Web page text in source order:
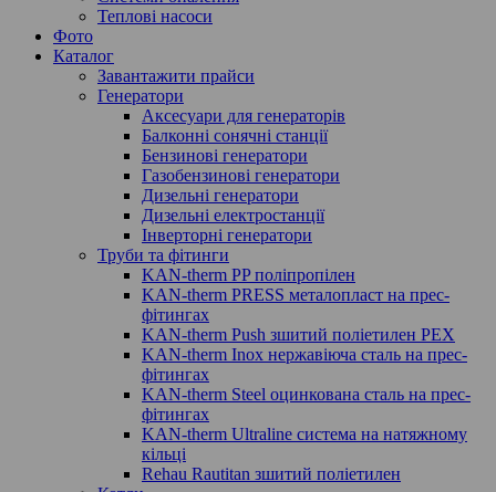
Теплові насоси
Фото
Каталог
Завантажити прайси
Генератори
Аксесуари для генераторів
Балконні сонячні станції
Бензинові генератори
Газобензинові генератори
Дизельні генератори
Дизельні електростанції
Інверторні генератори
Труби та фітинги
KAN-therm PP поліпропілен
KAN-therm PRESS металопласт на прес-
фітингах
KAN-therm Push зшитий поліетилен PEX
KAN-therm Inox нержавіюча сталь на прес-
фітингах
KAN-therm Steel оцинкована сталь на прес-
фітингах
KAN-therm Ultraline система на натяжному
кільці
Rehau Rautitan зшитий поліетилен